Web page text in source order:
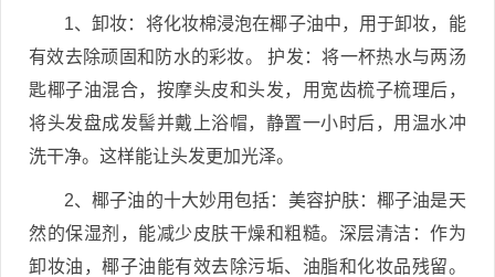
1、卸妆：将化妆棉浸泡在椰子油中，用于卸妆，能
有效去除顽固和防水的彩妆。 护发：将一杯热水与两汤
匙椰子油混合，按摩头皮和头发，用宽齿梳子梳理后，
将头发盘成发髻并戴上浴帽，静置一小时后，用温水冲
洗干净。这样能让头发更加光泽。
2、椰子油的十大妙用包括：美容护肤：椰子油是天
然的保湿剂，能减少皮肤干燥和粗糙。深层清洁：作为
卸妆油，椰子油能有效去除污垢、油脂和化妆品残留。